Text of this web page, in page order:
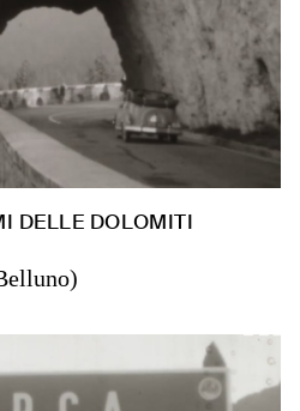
DELLE DOLOMITI